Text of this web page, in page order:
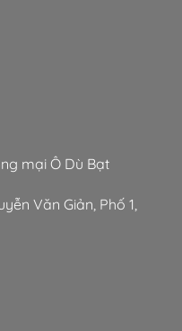
mại Ô Dù Bạt
Văn Giản, Phố 1,